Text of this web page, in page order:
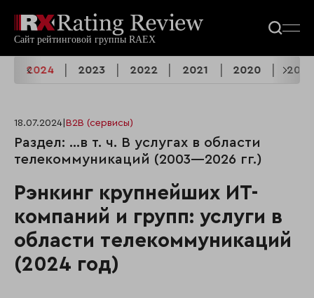
2024 2023 2022 2021 2020 2019
18.07.2024 B2B (сервисы)
Раздел: …в т. ч. В услугах в области
телекоммуникаций (2003—2026 гг.)
Рэнкинг крупнейших ИТ-
компаний и групп: услуги в
области телекоммуникаций
(2024 год)